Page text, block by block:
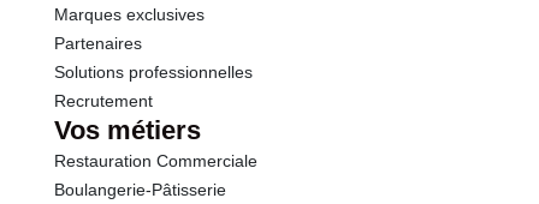
Sodium
Marques exclusives
Partenaires
Solutions professionnelles
Recrutement
Vos métiers
Restauration Commerciale
Boulangerie-Pâtisserie